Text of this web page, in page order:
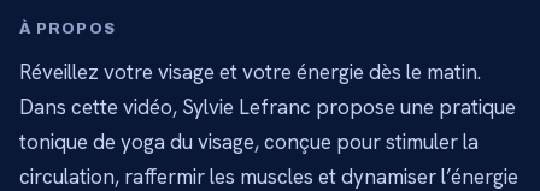
À PROPOS
Réveillez votre visage et votre énergie dès le matin.
Dans cette vidéo, Sylvie Lefranc propose une pratique
tonique de yoga du visage, conçue pour stimuler la
circulation, raffermir les muscles et dynamiser l’énergie